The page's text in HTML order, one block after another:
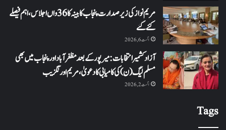
مریم نواز کی زیر صدارت پنجاب کابینہ کا 36واں اجلاس،اہم فیصلے
کئے گئے
اگست 6, 2026
آزاد کشمیر انتخابات: میرپور کے بعد مظفرآباد اور پنجاب میں بھی
مسلم لیگ (ن) کی کامیابی کا دعویٰ، مریم اورنگزیب
اگست 2, 2026
Tags